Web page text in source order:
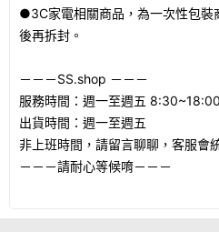
●3C家電相關商品，為一次性包裝
後再拆封。
－－－SS.shop －－－
服務時間：週一至週五 8:30~18:00
出貨時間：週一至週五
非上班時間，請留言聊聊，客服會
－－－請耐心等候唷－－－